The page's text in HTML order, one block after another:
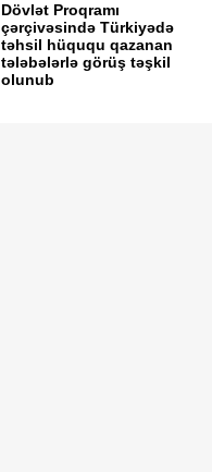
Dövlət Proqramı
çərçivəsində Türkiyədə
təhsil hüququ qazanan
tələbələrlə görüş təşkil
olunub